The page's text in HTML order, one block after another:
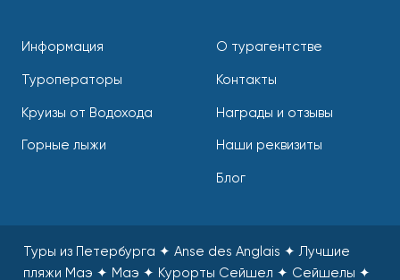
Информация
Туроператоры
Круизы от Водохода
Горные лыжи
О турагентстве
Контакты
Награды и отзывы
Наши реквизиты
Блог
Туры из Петербурга ✦ Anse des Anglais ✦ Лучшие
пляжи Маэ ✦ Маэ ✦ Курорты Сейшел ✦ Сейшелы ✦